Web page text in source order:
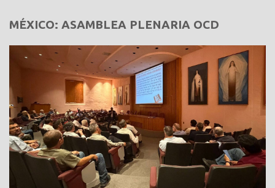
MÉXICO: ASAMBLEA PLENARIA OCD